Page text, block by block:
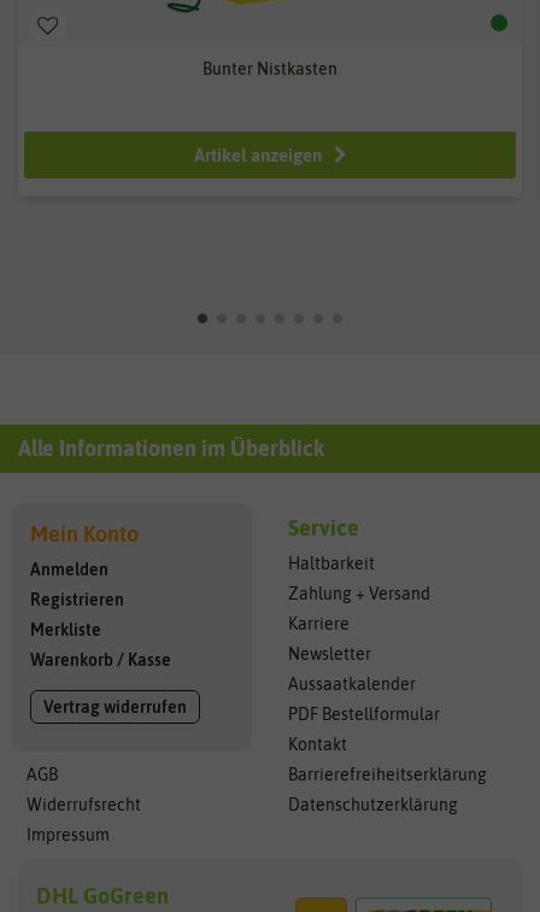
Bunter Nistkasten
Artikel anzeigen
Alle Informationen im Überblick
Mein Konto
Anmelden
Registrieren
Merkliste
Warenkorb / Kasse
Vertrag widerrufen
AGB
Widerrufsrecht
Impressum
Service
Haltbarkeit
Zahlung + Versand
Karriere
Newsletter
Aussaatkalender
PDF Bestellformular
Kontakt
Barrierefreiheitserklärung
Datenschutzerklärung
DHL GoGreen